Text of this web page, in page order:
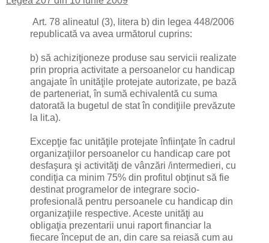
Art. 78 alineatul (3), litera b) din legea 448/2006
republicată va avea următorul cuprins:
b) să achiziţioneze produse sau servicii realizate
prin propria activitate a persoanelor cu handicap
angajate în unităţile protejate autorizate, pe bază
de parteneriat, în sumă echivalentă cu suma
datorată la bugetul de stat în condiţiile prevăzute
la lit.a).
Excepţie fac unităţile protejate înfiinţate în cadrul
organizaţiilor persoanelor cu handicap care pot
desfaşura şi activităţi de vânzări /intermedieri, cu
condiţia ca minim 75% din profitul obţinut să fie
destinat programelor de integrare socio-
profesională pentru persoanele cu handicap din
organizaţiile respective. Aceste unităţi au
obligaţia prezentarii unui raport financiar la
fiecare început de an, din care sa reiasă cum au